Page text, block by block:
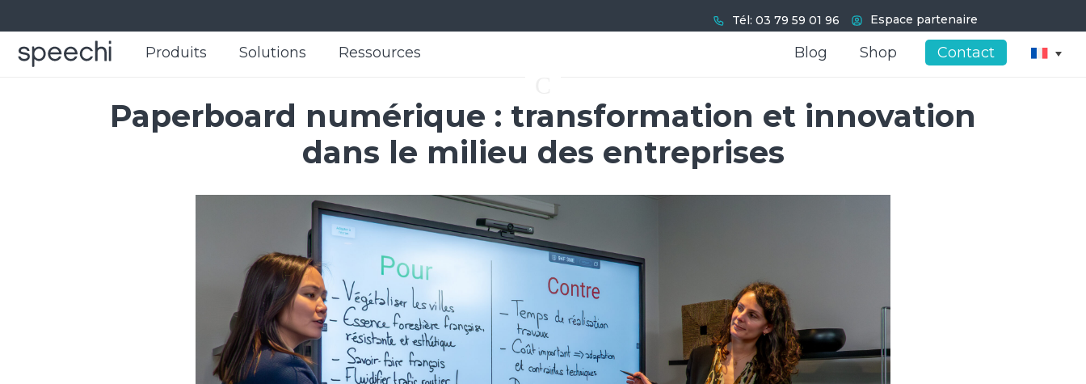
Tél: 03 79 59 01 96 Espace partenaire
Produits Solutions Ressources Contact
Shop
Blog
Produits Solutions Ressources Contact
Shop
Blog
Paperboard numérique : transformation et innovation
dans le milieu des entreprises